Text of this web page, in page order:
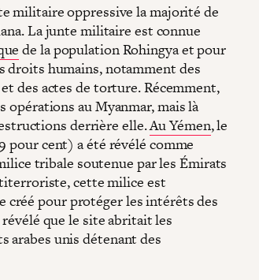
militaire oppressive la majorité de
La junte militaire est connue
de la population Rohingya et pour
droits humains, notamment des
des actes de torture. Récemment,
au Myanmar, mais là
derrière elle.Au Yémen, le
pour cent) a été révélé comme
tribale soutenue par les Émirats
cette milice est
créé pour protéger les intérêts des
que le site abritait les
arabes unis détenant des